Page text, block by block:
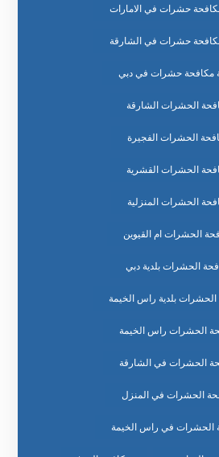
حشرات في الامارات
حشرات في الشارقة
مكافحة حشرات في دبي
الحشرات الشارقة
الحشرات الفجيرة
الحشرات القشرية
الحشرات المنزلية
الحشرات ام القيوين
الحشرات بلدية دبي
بلدية راس الخيمة
الحشرات راس الخيمة
الحشرات في الشارقة
الحشرات في المنزل
الحشرات في راس الخيمة